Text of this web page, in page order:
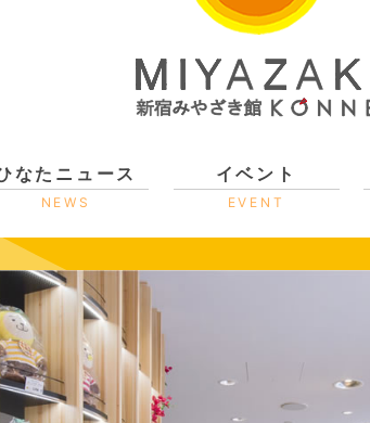
なたニュース
NEWS
イベント
EVENT